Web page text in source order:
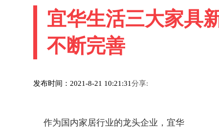
宜华生活三大家具
不断完善
发布时间：2021-8-21 10:21:31分享:
作为国内家居行业的龙头企业，宜华